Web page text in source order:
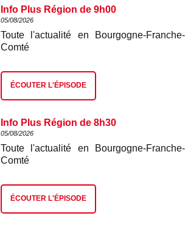
Info Plus Région de 9h00
05/08/2026
Toute l'actualité en Bourgogne-Franche-
Comté
ÉCOUTER L'ÉPISODE
Info Plus Région de 8h30
05/08/2026
Toute l'actualité en Bourgogne-Franche-
Comté
ÉCOUTER L'ÉPISODE